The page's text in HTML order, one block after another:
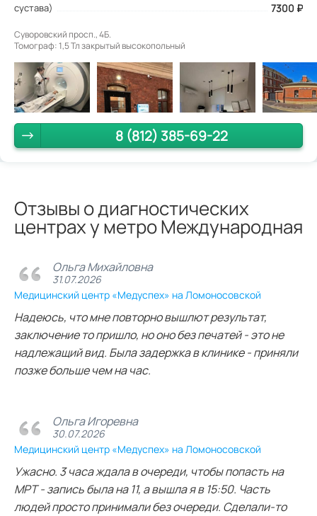
сустава)
7300 ₽
Суворовский просп., 4Б.
Томограф: 1,5 Тл закрытый высокопольный
8 (812) 385-69-22
Отзывы о диагностических
центрах у метро Международная
Ольга Михайловна
31.07.2026
Медицинский центр «Медуспех» на Ломоносовской
Надеюсь, что мне повторно вышлют результат,
заключение то пришло, но оно без печатей - это не
надлежащий вид. Была задержка в клинике - приняли
позже больше чем на час.
Ольга Игоревна
30.07.2026
Медицинский центр «Медуспех» на Ломоносовской
Ужасно. 3 часа ждала в очереди, чтобы попасть на
МРТ - запись была на 11, а вышла я в 15:50. Часть
людей просто принимали без очереди. Сделали-то